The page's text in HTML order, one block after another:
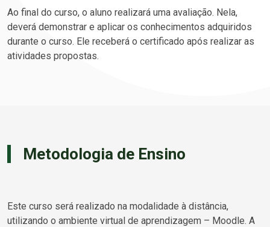
Ao final do curso, o aluno realizará uma avaliação. Nela,
deverá demonstrar e aplicar os conhecimentos adquiridos
durante o curso. Ele receberá o certificado após realizar as
atividades propostas.
Metodologia de Ensino
Este curso será realizado na modalidade à distância,
utilizando o ambiente virtual de aprendizagem – Moodle. A